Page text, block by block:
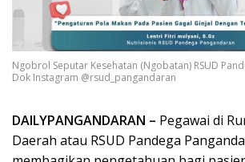
Ngobrol Seputar Kesehatan (Ngobatan) RSUD
Dok Instagram @rsud_pangandaran
DAILYPANGANDARAN – Pegawai di
Daerah atau RSUD Pandega